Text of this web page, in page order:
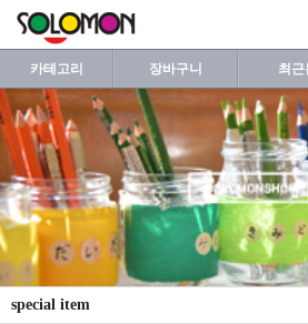
카테고리 장바구니 최근
special item